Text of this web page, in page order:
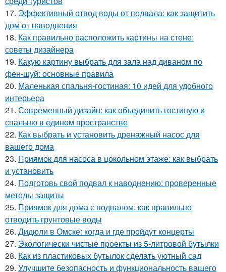
17. Эффективный отвод воды от подвала: как защитить
дом от наводнения
18. Как правильно расположить картины на стене:
советы дизайнера
19. Какую картину выбрать для зала над диваном по
фен-шуй: основные правила
20. Маленькая спальня-гостиная: 10 идей для удобного
интерьера
21. Современный дизайн: как объединить гостиную и
спальню в едином пространстве
22. Как выбрать и установить дренажный насос для
вашего дома
23. Приямок для насоса в цокольном этаже: как выбрать
и установить
24. Подготовь свой подвал к наводнению: проверенные
методы защиты
25. Приямок для дома с подвалом: как правильно
отводить грунтовые воды
26. Дидюли в Омске: когда и где пройдут концерты
27. Экологически чистые проекты из 5-литровой бутылки
28. Как из пластиковых бутылок сделать уютный сад
29. Улучшите безопасность и функциональность вашего